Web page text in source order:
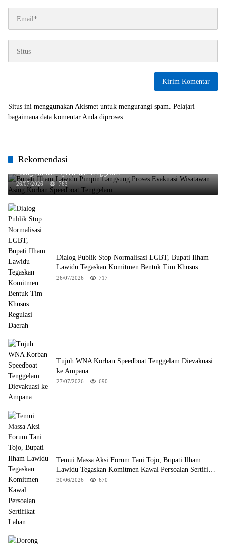
Situs ini menggunakan Akismet untuk mengurangi spam. Pelajari
bagaimana data komentar Anda diproses
Rekomendasi
Bupati Ilham Lawidu Pimpin Langsung Proses Evakuasi Wisatawan
Asing Korban Speedboat Tenggelam
26/07/2026 763
Dialog Publik Stop Normalisasi LGBT, Bupati Ilham
Lawidu Tegaskan Komitmen Bentuk Tim Khusus
Regulasi Daerah
26/07/2026 717
Tujuh WNA Korban Speedboat Tenggelam Dievakuasi
ke Ampana
27/07/2026 690
Temui Massa Aksi Forum Tani Tojo, Bupati Ilham
Lawidu Tegaskan Komitmen Kawal Persoalan Sertifikat
Lahan
30/06/2026 670